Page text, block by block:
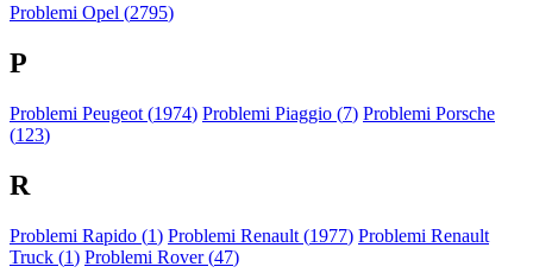
Problemi Opel (2795)
P
Problemi Peugeot (1974) Problemi Piaggio (7) Problemi Porsche
(123)
R
Problemi Rapido (1) Problemi Renault (1977) Problemi Renault
Truck (1) Problemi Rover (47)